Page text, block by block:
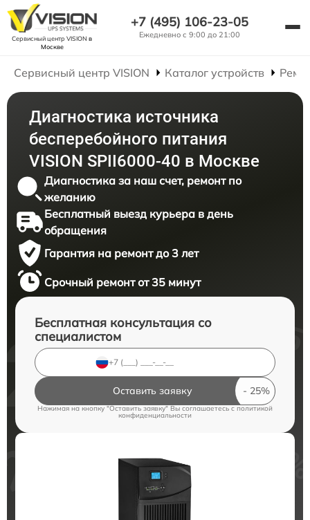
Сервисный центр VISION в
Москве
+7 (495) 106-23-05
Ежедневно с 9:00 до 21:00
Сервисный центр VISION Каталог устройств
Диагностика источника
бесперебойного питания
VISION SPII6000-40 в Москве
Диагностика за наш счет, ремонт по
желанию
Бесплатный выезд курьера в день
обращения
Гарантия на ремонт до 3 лет
Срочный ремонт от 35 минут
Бесплатная консультация со
специалистом
Оставить заявку
Нажимая на кнопку "Оставить заявку" Вы соглашаетесь cполитикой
конфиденциальности